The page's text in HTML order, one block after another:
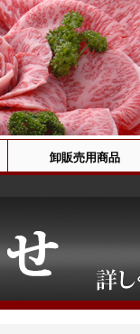
卸販売用商品